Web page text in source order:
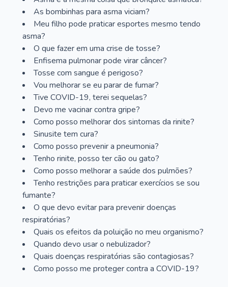
As bombinhas para asma viciam?
Meu filho pode praticar esportes mesmo tendo
asma?
O que fazer em uma crise de tosse?
Enfisema pulmonar pode virar câncer?
Tosse com sangue é perigoso?
Vou melhorar se eu parar de fumar?
Tive COVID-19, terei sequelas?
Devo me vacinar contra gripe?
Como posso melhorar dos sintomas da rinite?
Sinusite tem cura?
Como posso prevenir a pneumonia?
Tenho rinite, posso ter cão ou gato?
Como posso melhorar a saúde dos pulmões?
Tenho restrições para praticar exercícios se sou
fumante?
O que devo evitar para prevenir doenças
respiratórias?
Quais os efeitos da poluição no meu organismo?
Quando devo usar o nebulizador?
Quais doenças respiratórias são contagiosas?
Como posso me proteger contra a COVID-19?